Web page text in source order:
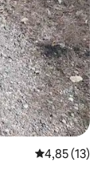
4,85 (13)